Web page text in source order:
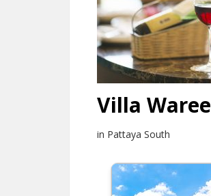
Villa Waree
in Pattaya South